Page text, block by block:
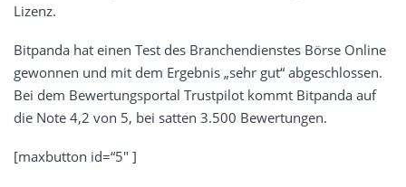
Lizenz.
Bitpanda hat einen Test des Branchendienstes Börse Online
gewonnen und mit dem Ergebnis „sehr gut“ abgeschlossen.
Bei dem Bewertungsportal Trustpilot kommt Bitpanda auf
die Note 4,2 von 5, bei satten 3.500 Bewertungen.
[maxbutton id=“5″ ]